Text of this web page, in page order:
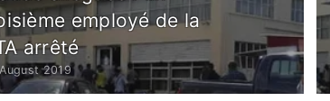
employé de la
arrêté
2019